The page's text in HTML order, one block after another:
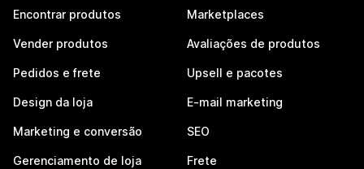
Encontrar produtos
Vender produtos
Pedidos e frete
Design da loja
Marketing e conversão
Gerenciamento de loja
Marketplaces
Avaliações de produtos
Upsell e pacotes
E-mail marketing
SEO
Frete